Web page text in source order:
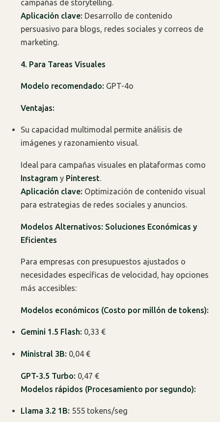
campañas de storytelling.
Aplicación clave: Desarrollo de contenido
persuasivo para blogs, redes sociales y correos de
marketing.
4. Para Tareas Visuales
Modelo recomendado: GPT-4o
Ventajas:
Su capacidad multimodal permite análisis de
imágenes y razonamiento visual.
Ideal para campañas visuales en plataformas como
Instagram y Pinterest.
Aplicación clave: Optimización de contenido visual
para estrategias de redes sociales y anuncios.
Modelos Alternativos: Soluciones Económicas y
Eficientes
Para empresas con presupuestos ajustados o
necesidades específicas de velocidad, hay opciones
más accesibles:
Modelos económicos (Costo por millón de tokens):
Gemini 1.5 Flash: 0,33 €
Ministral 3B: 0,04 €
GPT-3.5 Turbo: 0,47 €
Modelos rápidos (Procesamiento por segundo):
Llama 3.2 1B: 555 tokens/seg